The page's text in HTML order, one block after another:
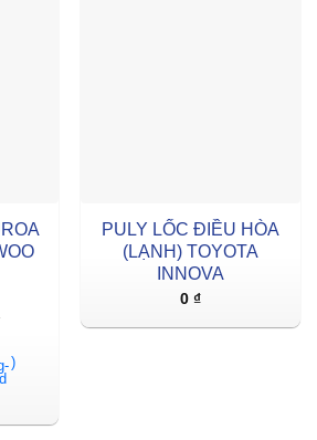
)
PULY LỐC ĐIỀU HÒA
(LẠNH) TOYOTA
INNOVA
0 ₫